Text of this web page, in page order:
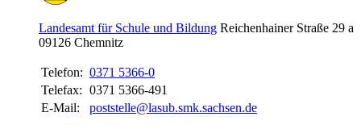
Landesamt für Schule und Bildung Reichenhainer Straße 29 a
09126 Chemnitz
Telefon: 0371 5366-0
Telefax: 0371 5366-491
E-Mail:
poststelle@lasub.smk.sachsen.de